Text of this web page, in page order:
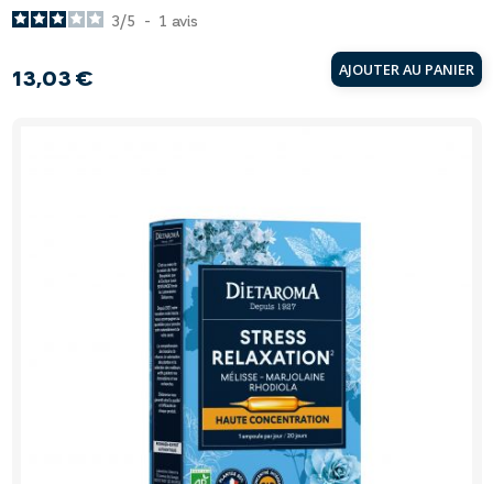
Prix
13,03 € AJOUTER AU PANIER
3/5 - 1 avis